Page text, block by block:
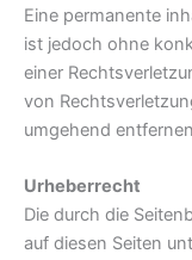
Eine permanente
ist jedoch ohne
einer
von
umgehend
Urheberrecht
Die durch die
auf diesen Seiten